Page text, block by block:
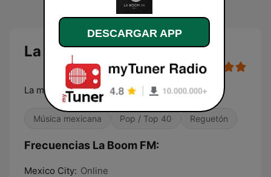
La Boom FM en vivo
La maxima explosion musical
Música mexicana Pop / Top 40 Reguetón
Frecuencias La Boom FM:
Mexico City: Online
DESCARGAR APP